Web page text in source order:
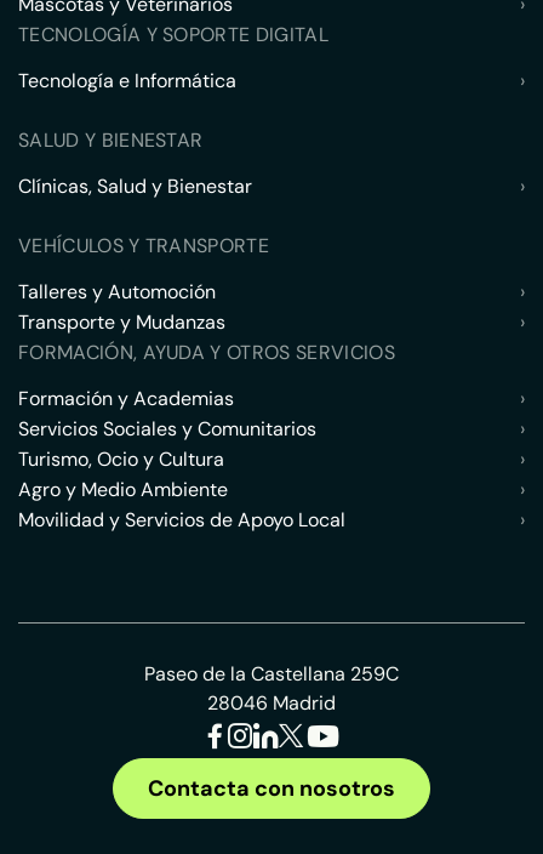
TECNOLOGÍA Y SOPORTE DIGITAL
Tecnología e Informática
›
SALUD Y BIENESTAR
Clínicas, Salud y Bienestar
›
VEHÍCULOS Y TRANSPORTE
Talleres y Automoción
›
Transporte y Mudanzas
›
FORMACIÓN, AYUDA Y OTROS SERVICIOS
Formación y Academias
›
Servicios Sociales y Comunitarios
›
Turismo, Ocio y Cultura
›
Agro y Medio Ambiente
›
Movilidad y Servicios de Apoyo Local
›
Paseo de la Castellana 259C
28046 Madrid
Contacta con nosotros